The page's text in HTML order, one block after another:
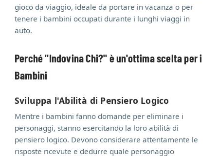
gioco da viaggio, ideale da portare in vacanza o per
tenere i bambini occupati durante i lunghi viaggi in
auto.
Perché "Indovina Chi?" è un'ottima scelta per i
Bambini
Sviluppa l'Abilità di Pensiero Logico
Mentre i bambini fanno domande per eliminare i
personaggi, stanno esercitando la loro abilità di
pensiero logico. Devono considerare attentamente le
risposte ricevute e dedurre quale personaggio